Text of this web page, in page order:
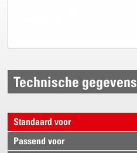
Technische gegevens
Standaard voor
Passend voor